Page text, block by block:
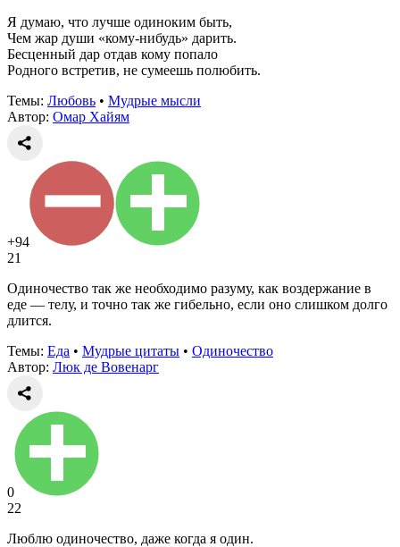
Я думаю, что лучше одиноким быть,
Чем жар души «кому-нибудь» дарить.
Бесценный дар отдав кому попало
Родного встретив, не сумеешь полюбить.
Темы: Любовь • Мудрые мысли
Автор: Омар Хайям
+94
21
Одиночество так же необходимо разуму, как воздержание в
еде — телу, и точно так же гибельно, если оно слишком долго
длится.
Темы: Еда • Мудрые цитаты • Одиночество
Автор: Люк де Вовенарг
0
22
Люблю одиночество, даже когда я один.